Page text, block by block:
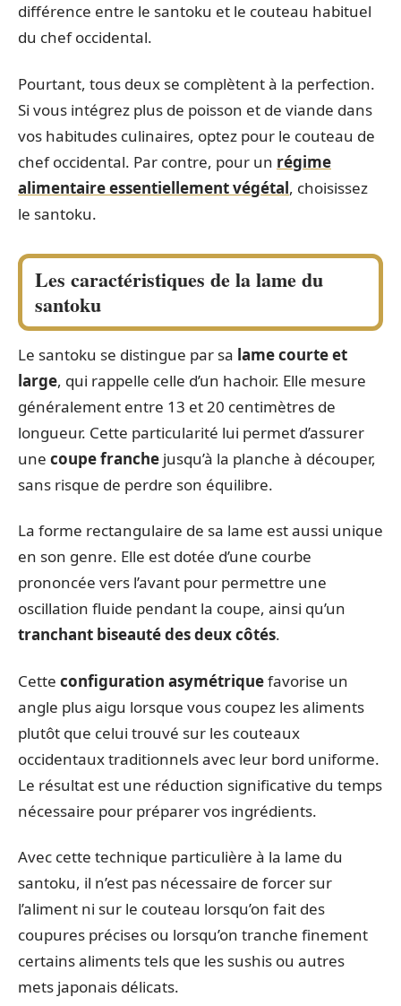
différence entre le santoku et le couteau habituel
du chef occidental.
Pourtant, tous deux se complètent à la perfection.
Si vous intégrez plus de poisson et de viande dans
vos habitudes culinaires, optez pour le couteau de
chef occidental. Par contre, pour un régime
alimentaire essentiellement végétal, choisissez
le santoku.
Les caractéristiques de la lame du
santoku
Le santoku se distingue par sa lame courte et
large, qui rappelle celle d’un hachoir. Elle mesure
généralement entre 13 et 20 centimètres de
longueur. Cette particularité lui permet d’assurer
une coupe franche jusqu’à la planche à découper,
sans risque de perdre son équilibre.
La forme rectangulaire de sa lame est aussi unique
en son genre. Elle est dotée d’une courbe
prononcée vers l’avant pour permettre une
oscillation fluide pendant la coupe, ainsi qu’un
tranchant biseauté des deux côtés.
Cette configuration asymétriquefavorise un
angle plus aigu lorsque vous coupez les aliments
plutôt que celui trouvé sur les couteaux
occidentaux traditionnels avec leur bord uniforme.
Le résultat est une réduction significative du temps
nécessaire pour préparer vos ingrédients.
Avec cette technique particulière à la lame du
santoku, il n’est pas nécessaire de forcer sur
l’aliment ni sur le couteau lorsqu’on fait des
coupures précises ou lorsqu’on tranche finement
certains aliments tels que les sushis ou autres
mets japonais délicats.